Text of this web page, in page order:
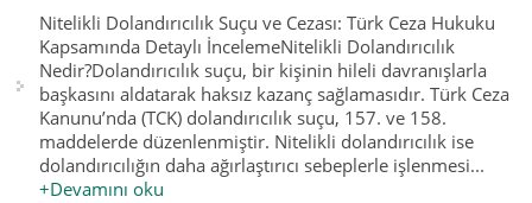
Nitelikli Dolandırıcılık Suçu ve Cezası: Türk Ceza Hukuku
Kapsamında Detaylı İncelemeNitelikli Dolandırıcılık
Nedir?Dolandırıcılık suçu, bir kişinin hileli davranışlarla
başkasını aldatarak haksız kazanç sağlamasıdır. Türk Ceza
Kanunu’nda (TCK) dolandırıcılık suçu, 157. ve 158.
maddelerde düzenlenmiştir. Nitelikli dolandırıcılık ise
dolandırıcılığın daha ağırlaştırıcı sebeplerle işlenmesi...
+Devamını oku